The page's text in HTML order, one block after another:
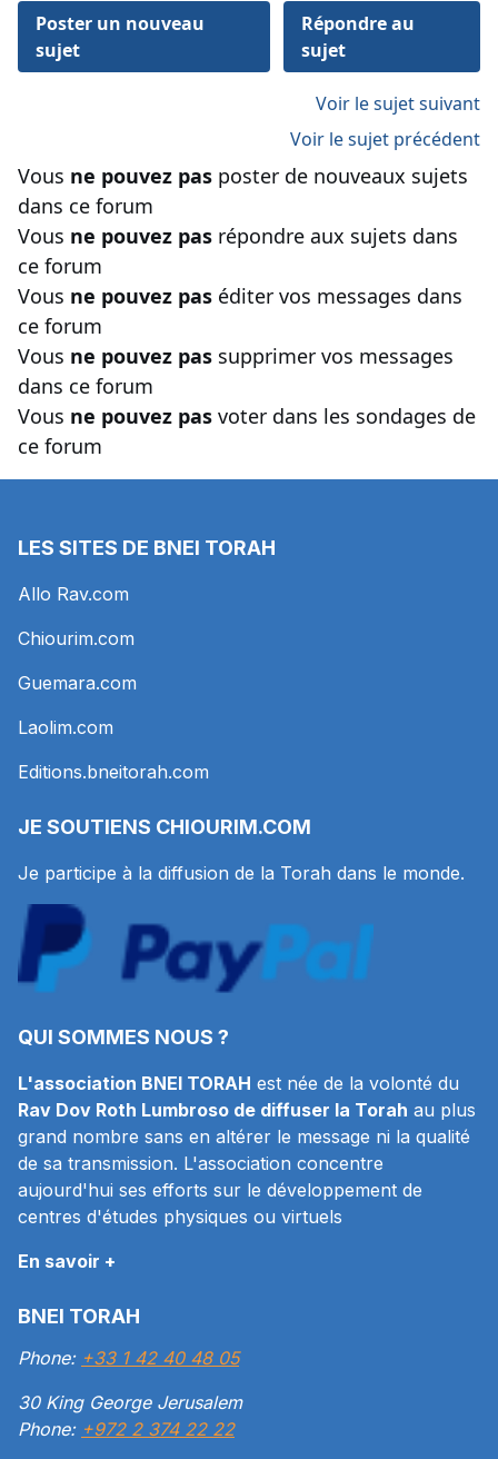
Poster un nouveau
sujet
Répondre au
sujet
Voir le sujet suivant
Voir le sujet précédent
Vous ne pouvez pas poster de nouveaux sujets
dans ce forum
Vous ne pouvez pas répondre aux sujets dans
ce forum
Vous ne pouvez pas éditer vos messages dans
ce forum
Vous ne pouvez pas supprimer vos messages
dans ce forum
Vous ne pouvez pas voter dans les sondages de
ce forum
LES SITES DE BNEI TORAH
Allo Rav.com
Chiourim.com
Guemara.com
Laolim.com
Editions.bneitorah.com
JE SOUTIENS CHIOURIM.COM
Je participe à la diffusion de la Torah dans le monde.
QUI SOMMES NOUS ?
L'association BNEI TORAH est née de la volonté du
Rav Dov Roth Lumbroso de diffuser la Torah au plus
grand nombre sans en altérer le message ni la qualité
de sa transmission. L'association concentre
aujourd'hui ses efforts sur le développement de
centres d'études physiques ou virtuels
En savoir +
BNEI TORAH
Phone: +33 1 42 40 48 05
30 King George Jerusalem
Phone: +972 2 374 22 22